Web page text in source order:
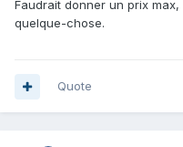
Faudrait donner un prix
quelque-chose.
Quote